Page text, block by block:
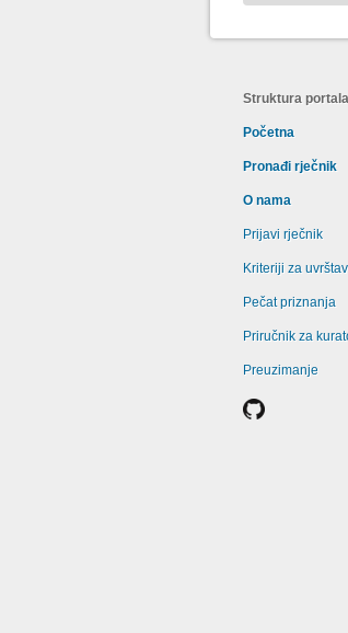
Struktura portala
Početna
Pronađi rječnik
O nama
Prijavi rječnik
Kriteriji za
Pečat priznanja
Priručnik za
Preuzimanje